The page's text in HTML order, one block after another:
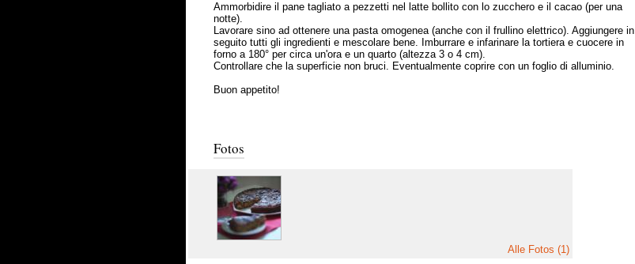
Ammorbidire il pane tagliato a pezzetti nel latte bollito con lo zucchero e il cacao (per una
notte).
Lavorare sino ad ottenere una pasta omogenea (anche con il frullino elettrico). Aggiungere in
seguito tutti gli ingredienti e mescolare bene. Imburrare e infarinare la tortiera e cuocere in
forno a 180° per circa un'ora e un quarto (altezza 3 o 4 cm).
Controllare che la superficie non bruci. Eventualmente coprire con un foglio di alluminio.
Buon appetito!
Fotos
Alle Fotos (1)